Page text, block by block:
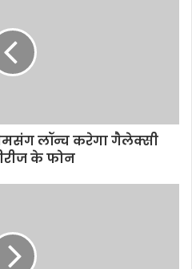
लॉन्च करेगा गैलेक्सी
के फोन